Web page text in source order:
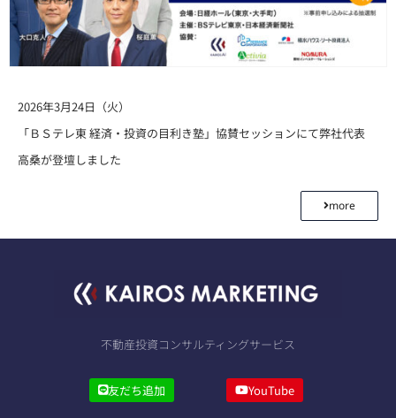
2026年3月24日（火）
「ＢＳテレ東 経済・投資の目利き塾」協賛セッションにて弊社代表
高桑が登壇しました
more
不動産投資コンサルティングサービス
友だち追加 YouTube